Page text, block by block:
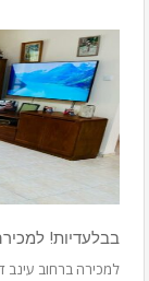
בבלעדיות! למכירה
למכירה ברחוב עינב דירת 3.5, במפלס אחד,